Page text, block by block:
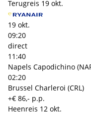
Terugreis 19 okt.
19 okt.
09:20
direct
11:40
Napels Capodichino
02:20
Brussel Charleroi (CRL)
+€ 86,- p.p.
Heenreis 12 okt.